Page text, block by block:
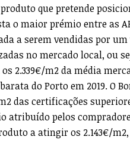
que pretende
o maior prémio entre as
a serem vendidas por
no mercado local, ou
2.339€/m2 da média
do Porto em 2019. O
das certificações
atribuído pelos
a atingir os 2.143€/